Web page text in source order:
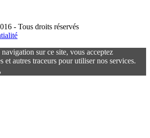
- Tous droits réservés
sur ce site, vous acceptez
et autres traceurs pour utiliser nos services.